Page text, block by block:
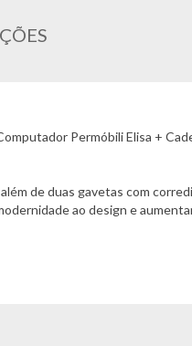
Permóbili Elisa +
de duas gavetas com
ao design e
lombar que reduzem a fadiga
ajustes de inclinação e altura